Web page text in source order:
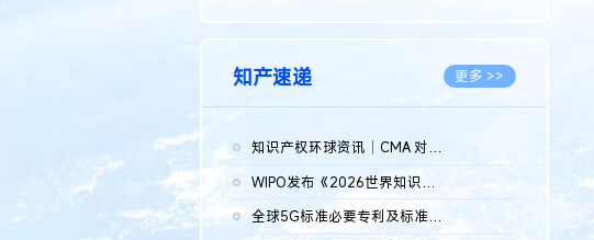
知产速递 更多 >>
知识产权环球资讯｜CMA 对微软发起调查；批量搬运二手平台数据构...
WIPO发布《2026世界知识产权报告》 含报告全文
全球5G标准必要专利及标准提案研究报告（2026年）全文发布